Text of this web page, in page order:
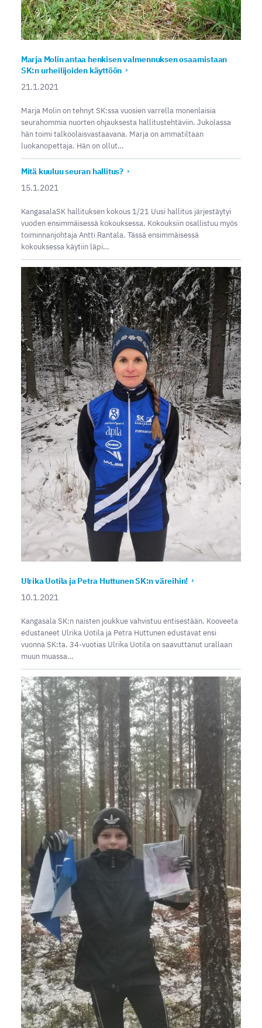
Marja Molin antaa henkisen valmennuksen osaamistaan
SK:n urheilijoiden käyttöön
21.1.2021
Marja Molin on tehnyt SK:ssa vuosien varrella monenlaisia
seurahommia nuorten ohjauksesta hallitustehtäviin. Jukolassa
hän toimi talkoolaisvastaavana. Marja on ammatiltaan
luokanopettaja. Hän on ollut…
Mitä kuuluu seuran hallitus?
15.1.2021
KangasalaSK hallituksen kokous 1/21 Uusi hallitus järjestäytyi
vuoden ensimmäisessä kokouksessa. Kokouksiin osallistuu myös
toiminnanjohtaja Antti Rantala. Tässä ensimmäisessä
kokouksessa käytiin läpi…
Ulrika Uotila ja Petra Huttunen SK:n väreihin!
10.1.2021
Kangasala SK:n naisten joukkue vahvistuu entisestään. Kooveeta
edustaneet Ulrika Uotila ja Petra Huttunen edustavat ensi
vuonna SK:ta. 34-vuotias Ulrika Uotila on saavuttanut urallaan
muun muassa…